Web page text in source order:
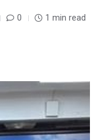
0 1 min read